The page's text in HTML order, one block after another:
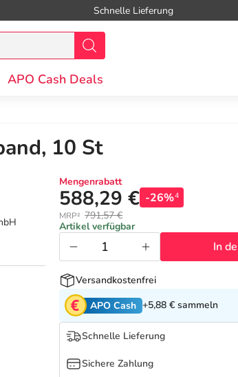
Schnelle Lieferung
APO Cash Deals
10 St
Mengenrabatt
588,29 € -26%4
MRP² 791,57 €
Artikel verfügbar
In
Versandkostenfrei
APO Cash +5,88 € sammeln
Schnelle Lieferung
Sichere Zahlung